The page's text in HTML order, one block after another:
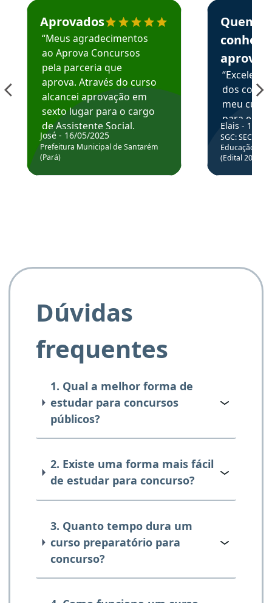
Estudante José recomenda o Aprova Concursos em
Aprovados
“Meus agradecimentos
ao Aprova Concursos
pela parceria que
aprova. Através do curso
alcancei aprovação em
sexto lugar para o cargo
de Assistente Social.
Hoje estou atuando na
Prefeitura de Santarém.
José - 16/05/2025
Prefeitura Municipal de Santarém
(Pará)
Estudante
Quem
aprova
dos
meu
para
colocar
através
de
Elais - 15/
SGC: SEC BA
Educação
(Edital
Dúvidas
frequentes
1. Qual a melhor forma de
estudar para concursos
públicos?
2. Existe uma forma mais fácil
de estudar para concurso?
3. Quanto tempo dura um
curso preparatório para
concurso?